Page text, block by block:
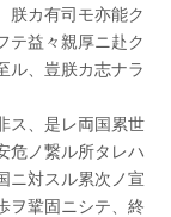
朕カ有司モ亦能ク
テ益々親厚ニ赴ク
ル、豈朕カ志ナラ
ス、是レ両国累世
危ノ繋ル所タレハ
ニ対スル累次ノ宣
ヲ鞏固ニシテ、終